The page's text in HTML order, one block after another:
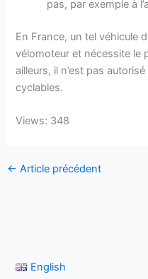
pas, par exemple à
En France, un tel véhicule
vélomoteur et nécessite le
ailleurs, il n’est pas
cyclables.
Views: 348
← Article précédent
English